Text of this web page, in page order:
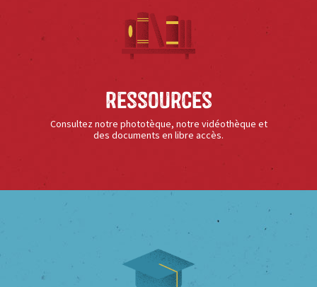
Ressources
Consultez notre phototèque, notre vidéothèque et
des documents en libre accès.